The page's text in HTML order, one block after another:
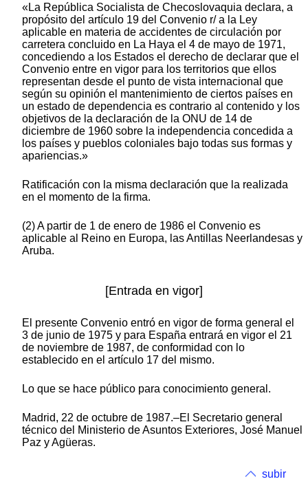
«La República Socialista de Checoslovaquia declara, a
propósito del artículo 19 del Convenio r/ a la Ley
aplicable en materia de accidentes de circulación por
carretera concluido en La Haya el 4 de mayo de 1971,
concediendo a los Estados el derecho de declarar que el
Convenio entre en vigor para los territorios que ellos
representan desde el punto de vista internacional que
según su opinión el mantenimiento de ciertos países en
un estado de dependencia es contrario al contenido y los
objetivos de la declaración de la ONU de 14 de
diciembre de 1960 sobre la independencia concedida a
los países y pueblos coloniales bajo todas sus formas y
apariencias.»
Ratificación con la misma declaración que la realizada
en el momento de la firma.
(2) A partir de 1 de enero de 1986 el Convenio es
aplicable al Reino en Europa, las Antillas Neerlandesas y
Aruba.
[Entrada en vigor]
El presente Convenio entró en vigor de forma general el
3 de junio de 1975 y para España entrará en vigor el 21
de noviembre de 1987, de conformidad con lo
establecido en el artículo 17 del mismo.
Lo que se hace público para conocimiento general.
Madrid, 22 de octubre de 1987.–El Secretario general
técnico del Ministerio de Asuntos Exteriores, José Manuel
Paz y Agüeras.
subir